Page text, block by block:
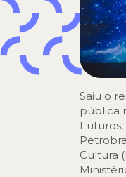
Saiu o
pública
Cultura